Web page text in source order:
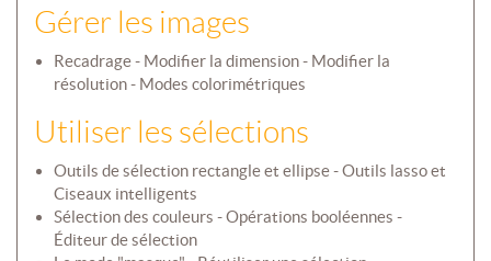
Gérer les images
Recadrage - Modifier la dimension - Modifier la
résolution - Modes colorimétriques
Utiliser les sélections
Outils de sélection rectangle et ellipse - Outils lasso et
Ciseaux intelligents
Sélection des couleurs - Opérations booléennes -
Éditeur de sélection